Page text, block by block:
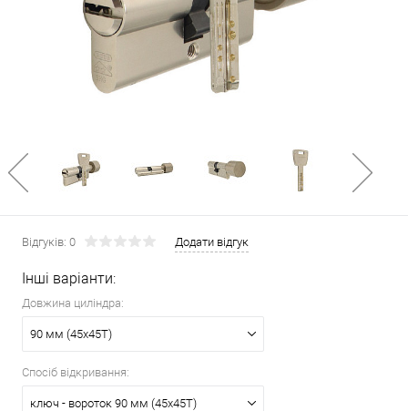
Відгуків: 0 Додати відгук
Інші варіанти:
Довжина циліндра:
90 мм (45x45T)
Спосіб відкривання:
ключ - вороток 90 мм (45x45T)